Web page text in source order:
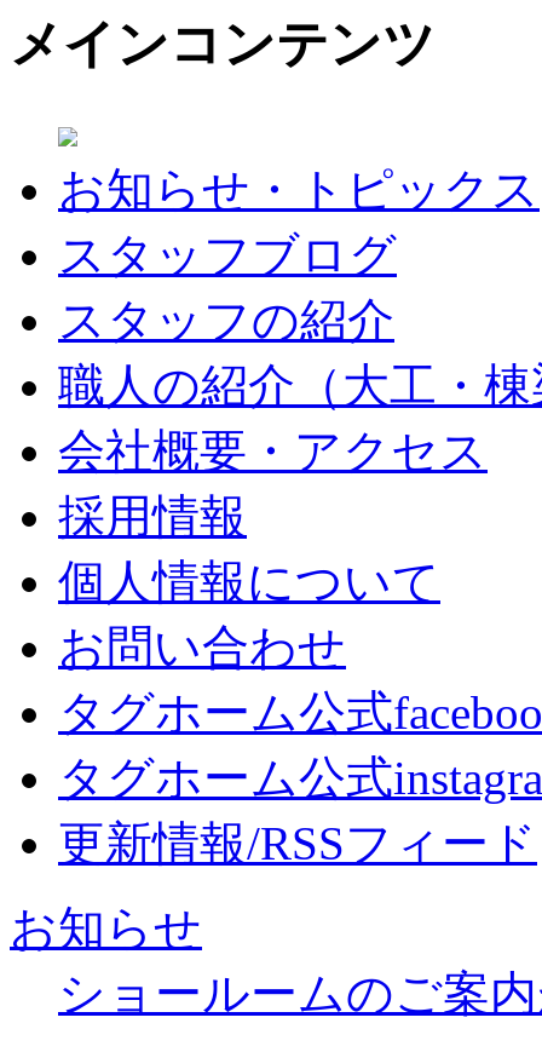
メインコンテンツ
お知らせ・トピックス
スタッフブログ
スタッフの紹介
職人の紹介（大工・
会社概要・アクセス
採用情報
個人情報について
お問い合わせ
タグホーム公式
タグホーム公式
更新情報/RSSフィード
お知らせ
ショールームのご案